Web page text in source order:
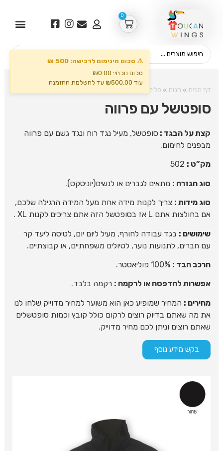
0
דף הבית » חנות » פליזים ומעילים
סופטשל עם פרווה
קצת על הבגד : סופטשל, מעיל נגד רוח ונגד גשם עם פרווה
מבפנים לחימום.
מק”ט :
סוג הגזרה : מתאים לגברים או לנשים(יוניסקס).
סוג מידות : צריך לקנות מידה אחת מעל המידה הרגילה שלכם,
אם בחולצות אתם L אז בסופטשל הזה אתם צריכים לקנות XL .
שימושים : בגד עבודה לחורף, מעיל ליום יום, לטיסה ליעד קר
עם חברים, לתנועות נוער, לטיולים משפחתיים, או קבוצתיים.
הרכב הבד :
אפשרות להדפסה או לרקמה : רקמה בלבד.
מחירים : המחיר שמופיע כאן הוא משוער למחיר מדוייק שלחו לנו
את מה שאתם בדיוק רוצים לרקום כולל קובץ וכמות סופטשלים
שאתם רוצים וניתן לכם מחיר מדוייק.
בקש מידע נוסף
⚠️ סכום מינימום לרכישה: 500 ₪
סכום נוכחי: ₪0.00
עוד ₪500.00 עד להשלמת ההזמנה